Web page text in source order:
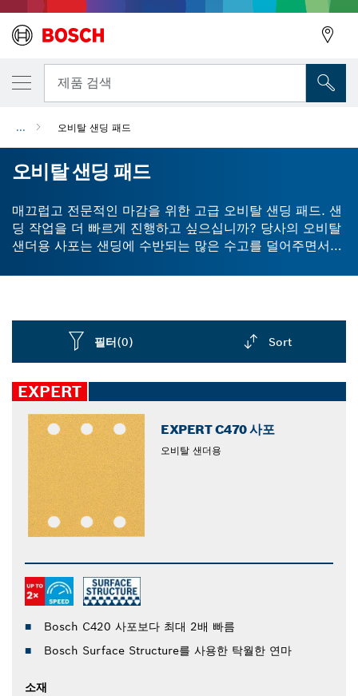
제품 검색
... 오비탈 샌딩 패드
오비탈 샌딩 패드
매끄럽고 전문적인 마감을 위한 고급 오비탈 샌딩 패드. 샌
딩 작업을 더 빠르게 진행하고 싶으십니까? 당사의 오비탈
샌더용 사포는 샌딩에 수반되는 많은 수고를 덜어주면서
다. 더 나은 마모 및 최적화된 결 정렬을 통해 빠르고 효율
Bosch Surface Structure는 특수 입자 분포를 통해 빠르
게 샌딩할 수 있도록 설계되었습니다. 사포나 샌딩 네트를
필터(0) Sort
closed
EXPERT
EXPERT C470 사포
오비탈 샌더용
Bosch C420 사포보다 최대 2배 빠름
Bosch Surface Structure를 사용한 탁월한 연마
소재